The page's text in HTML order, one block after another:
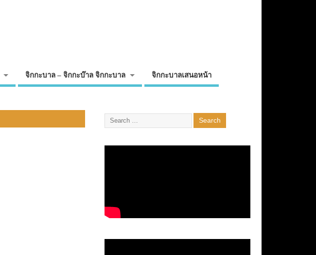
จิกกะบาล – จิกกะบ๊าล จิกกะบาล จิกกะบาลเสนอหน้า